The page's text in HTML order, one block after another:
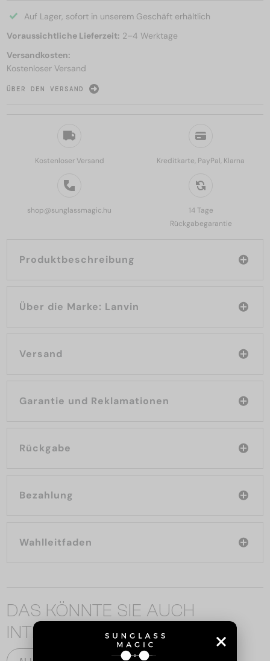
Kostenloser Versand Kreditkarte, PayPal, Klarna
shop@sunglassmagic.hu
14 Tage
Rückgabegarantie
Produktbeschreibung
Über die Marke: Lanvin
Versand
Garantie und Reklamationen
Rückgabe
Bezahlung
Wahlleitfaden
Auf Lager, sofort in unserem Geschäft erhältlich
Voraussichtliche Lieferzeit: 2–4 Werktage
Versandkosten:
Kostenloser Versand
ÜBER DEN VERSAND
DAS KÖNNTE SIE AUCH
INTERESSIEREN